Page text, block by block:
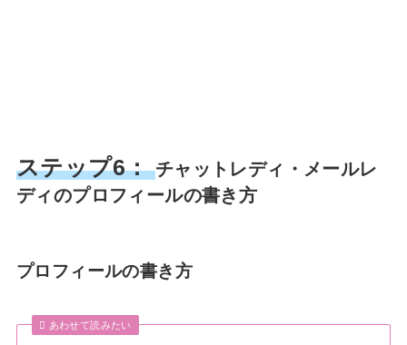
ステップ6： チャットレディ・メールレ
ディのプロフィールの書き方
プロフィールの書き方
あわせて読みたい